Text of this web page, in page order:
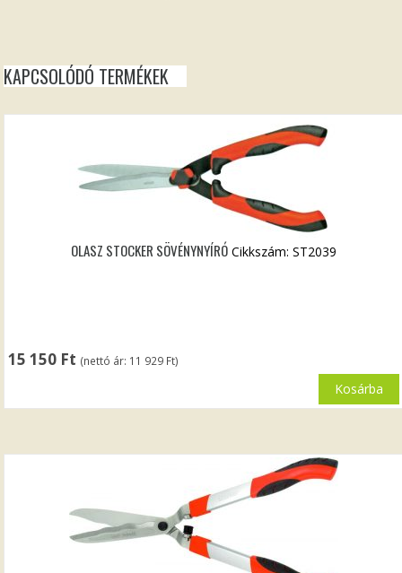
KAPCSOLÓDÓ TERMÉKEK
OLASZ STOCKER SÖVÉNYNYÍRÓ
15 150 Ft (nettó ár: 11 929 Ft)
Cikkszám: ST2039
Kosárba